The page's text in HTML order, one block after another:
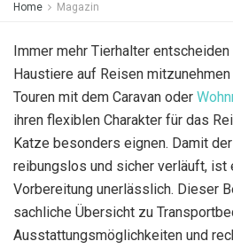
Home Magazin
Immer mehr Tierhalter entscheiden
Haustiere auf Reisen
Touren mit dem Caravan oder
ihren flexiblen Charakter für das
Katze besonders eignen. Damit
reibungslos und sicher verläuft, ist
Vorbereitung unerlässlich. Dieser
sachliche Übersicht zu
Ausstattungsmöglichkeiten und